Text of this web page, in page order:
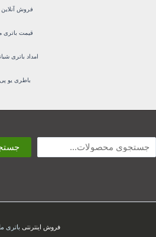
فروش آنلاین
قیمت باتری
امداد باتری
باطری یو
فروش اینترنتی باتری